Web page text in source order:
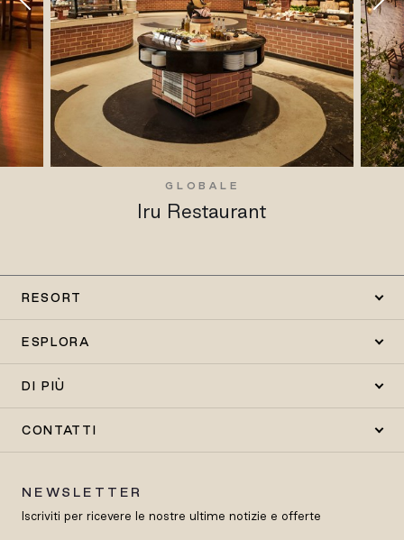
GLOBALE
Iru Restaurant
RESORT
ESPLORA
DI PIÙ
CONTATTI
NEWSLETTER
Iscriviti per ricevere le nostre ultime notizie e offerte